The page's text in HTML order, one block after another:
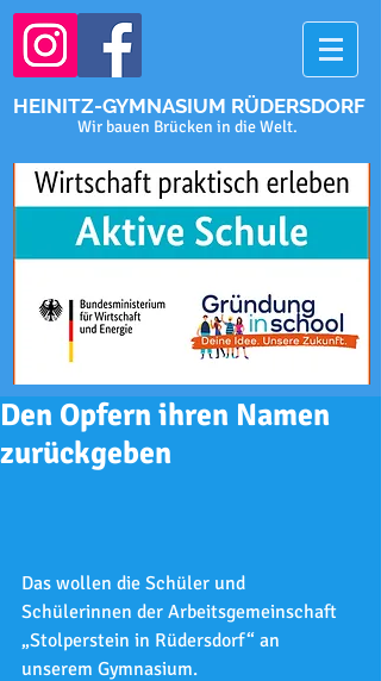
HEINITZ-GYMNASIUM RÜDERSDORF
Wir bauen Brücken in die Welt.
Den Opfern ihren Namen
zurückgeben
Das wollen die Schüler und
Schülerinnen der Arbeitsgemeinschaft
„Stolperstein in Rüdersdorf“ an
unserem Gymnasium.